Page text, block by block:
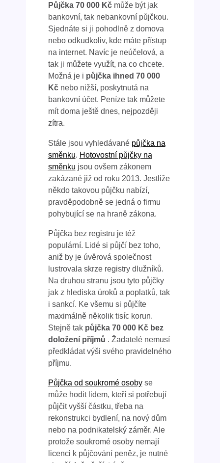
Půjčka 70 000 Kčmůže být jak
bankovní, tak nebankovní půjčkou.
Sjednáte si ji pohodlně z domova
nebo odkudkoliv, kde máte přístup
na internet. Navíc je neúčelová, a
tak ji můžete využít, na co chcete.
Možná je i půjčka ihned 70 000
Kčnebo nižší, poskytnutá na
bankovní účet. Peníze tak můžete
mít doma ještě dnes, nejpozději
zítra.
Stále jsou vyhledávané půjčka na
směnku. Hotovostní půjčky na
směnku jsou ovšem zákonem
zakázané již od roku 2013. Jestliže
někdo takovou půjčku nabízí,
pravděpodobně se jedná o firmu
pohybující se na hraně zákona.
Půjčka bez registru je též
populární. Lidé si půjčí bez toho,
aniž by je úvěrová společnost
lustrovala skrze registry dlužníků.
Na druhou stranu jsou tyto půjčky
jak z hlediska úroků a poplatků, tak
i sankcí. Ke všemu si půjčíte
maximálně několik tisíc korun.
Stejně tak půjčka 70 000 Kč bez
doložení příjmů . Žadatelé nemusí
předkládat výši svého pravidelného
příjmu.
Půjčka od soukromé osobyse
může hodit lidem, kteří si potřebují
půjčit vyšší částku, třeba na
rekonstrukci bydlení, na nový dům
nebo na podnikatelský záměr. Ale
protože soukromé osoby nemají
licenci k půjčování peněz, je nutné